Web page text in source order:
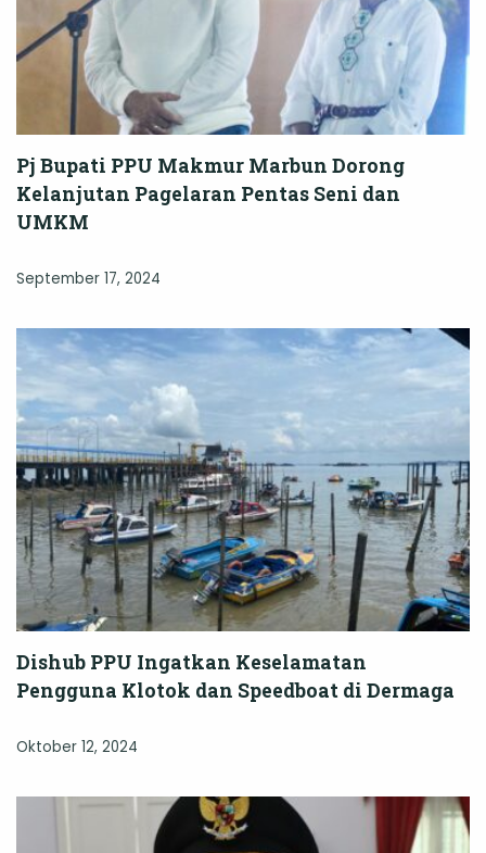
Pj Bupati PPU Makmur Marbun Dorong
Kelanjutan Pagelaran Pentas Seni dan
UMKM
September 17, 2024
Dishub PPU Ingatkan Keselamatan
Pengguna Klotok dan Speedboat di Dermaga
Oktober 12, 2024